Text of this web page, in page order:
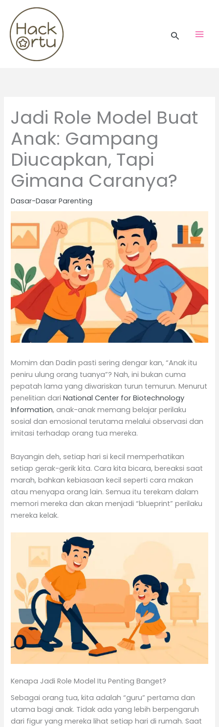
content
Search
Jadi Role Model Buat
Anak: Gampang
Diucapkan, Tapi
Gimana Caranya?
Dasar-Dasar Parenting
Momim dan Dadin pasti sering dengar kan, “Anak itu
peniru ulung orang tuanya”? Nah, ini bukan cuma
pepatah lama yang diwariskan turun temurun. Menurut
penelitian dariNational Center for Biotechnology
Information, anak-anak memang belajar perilaku
sosial dan emosional terutama melalui observasi dan
imitasi terhadap orang tua mereka.
Bayangin deh, setiap hari si kecil memperhatikan
setiap gerak-gerik kita. Cara kita bicara, bereaksi saat
marah, bahkan kebiasaan kecil seperti cara makan
atau menyapa orang lain. Semua itu terekam dalam
memori mereka dan akan menjadi “blueprint” perilaku
mereka kelak.
Kenapa Jadi Role Model Itu Penting Banget?
Sebagai orang tua, kita adalah “guru” pertama dan
utama bagi anak. Tidak ada yang lebih berpengaruh
dari figur yang mereka lihat setiap hari di rumah. Saat